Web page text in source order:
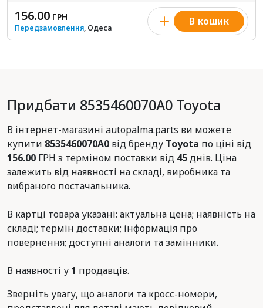
156.00 ГРН
Передзамовлення, Одеса
В кошик
Придбати 8535460070A0 Toyota
В інтернет-магазині autopalma.parts ви можете
купити 8535460070A0 від бренду Toyota по ціні від
156.00 ГРН з терміном поставки від 45днів. Ціна
залежить від наявності на складі, виробника та
вибраного постачальника.
В картці товара указані: актуальна цена; наявність на
складі; термін доставки; інформація про
повернення; доступні аналоги та замінники.
В наявності у 1 продавців.
Зверніть увагу, що аналоги та кросс-номери,